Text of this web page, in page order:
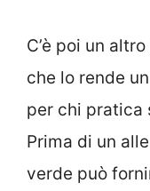
C’è poi un
che lo rende
per chi pratica
Prima di un
verde può